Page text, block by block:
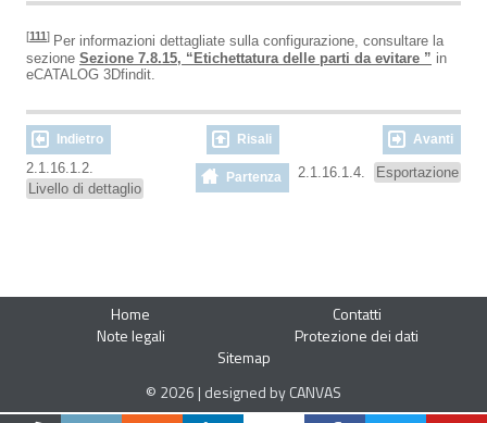
[111] Per informazioni dettagliate sulla configurazione, consultare la
sezione Sezione 7.8.15, “Etichettatura delle parti da evitare ” in
eCATALOG 3Dfindit.
Indietro Risali Avanti
2.1.16.1.2.
Livello di dettaglio
Partenza 2.1.16.1.4. Esportazione
Home
Contatti
Note legali
Protezione dei dati
Sitemap
© 2026 | designed by CANVAS